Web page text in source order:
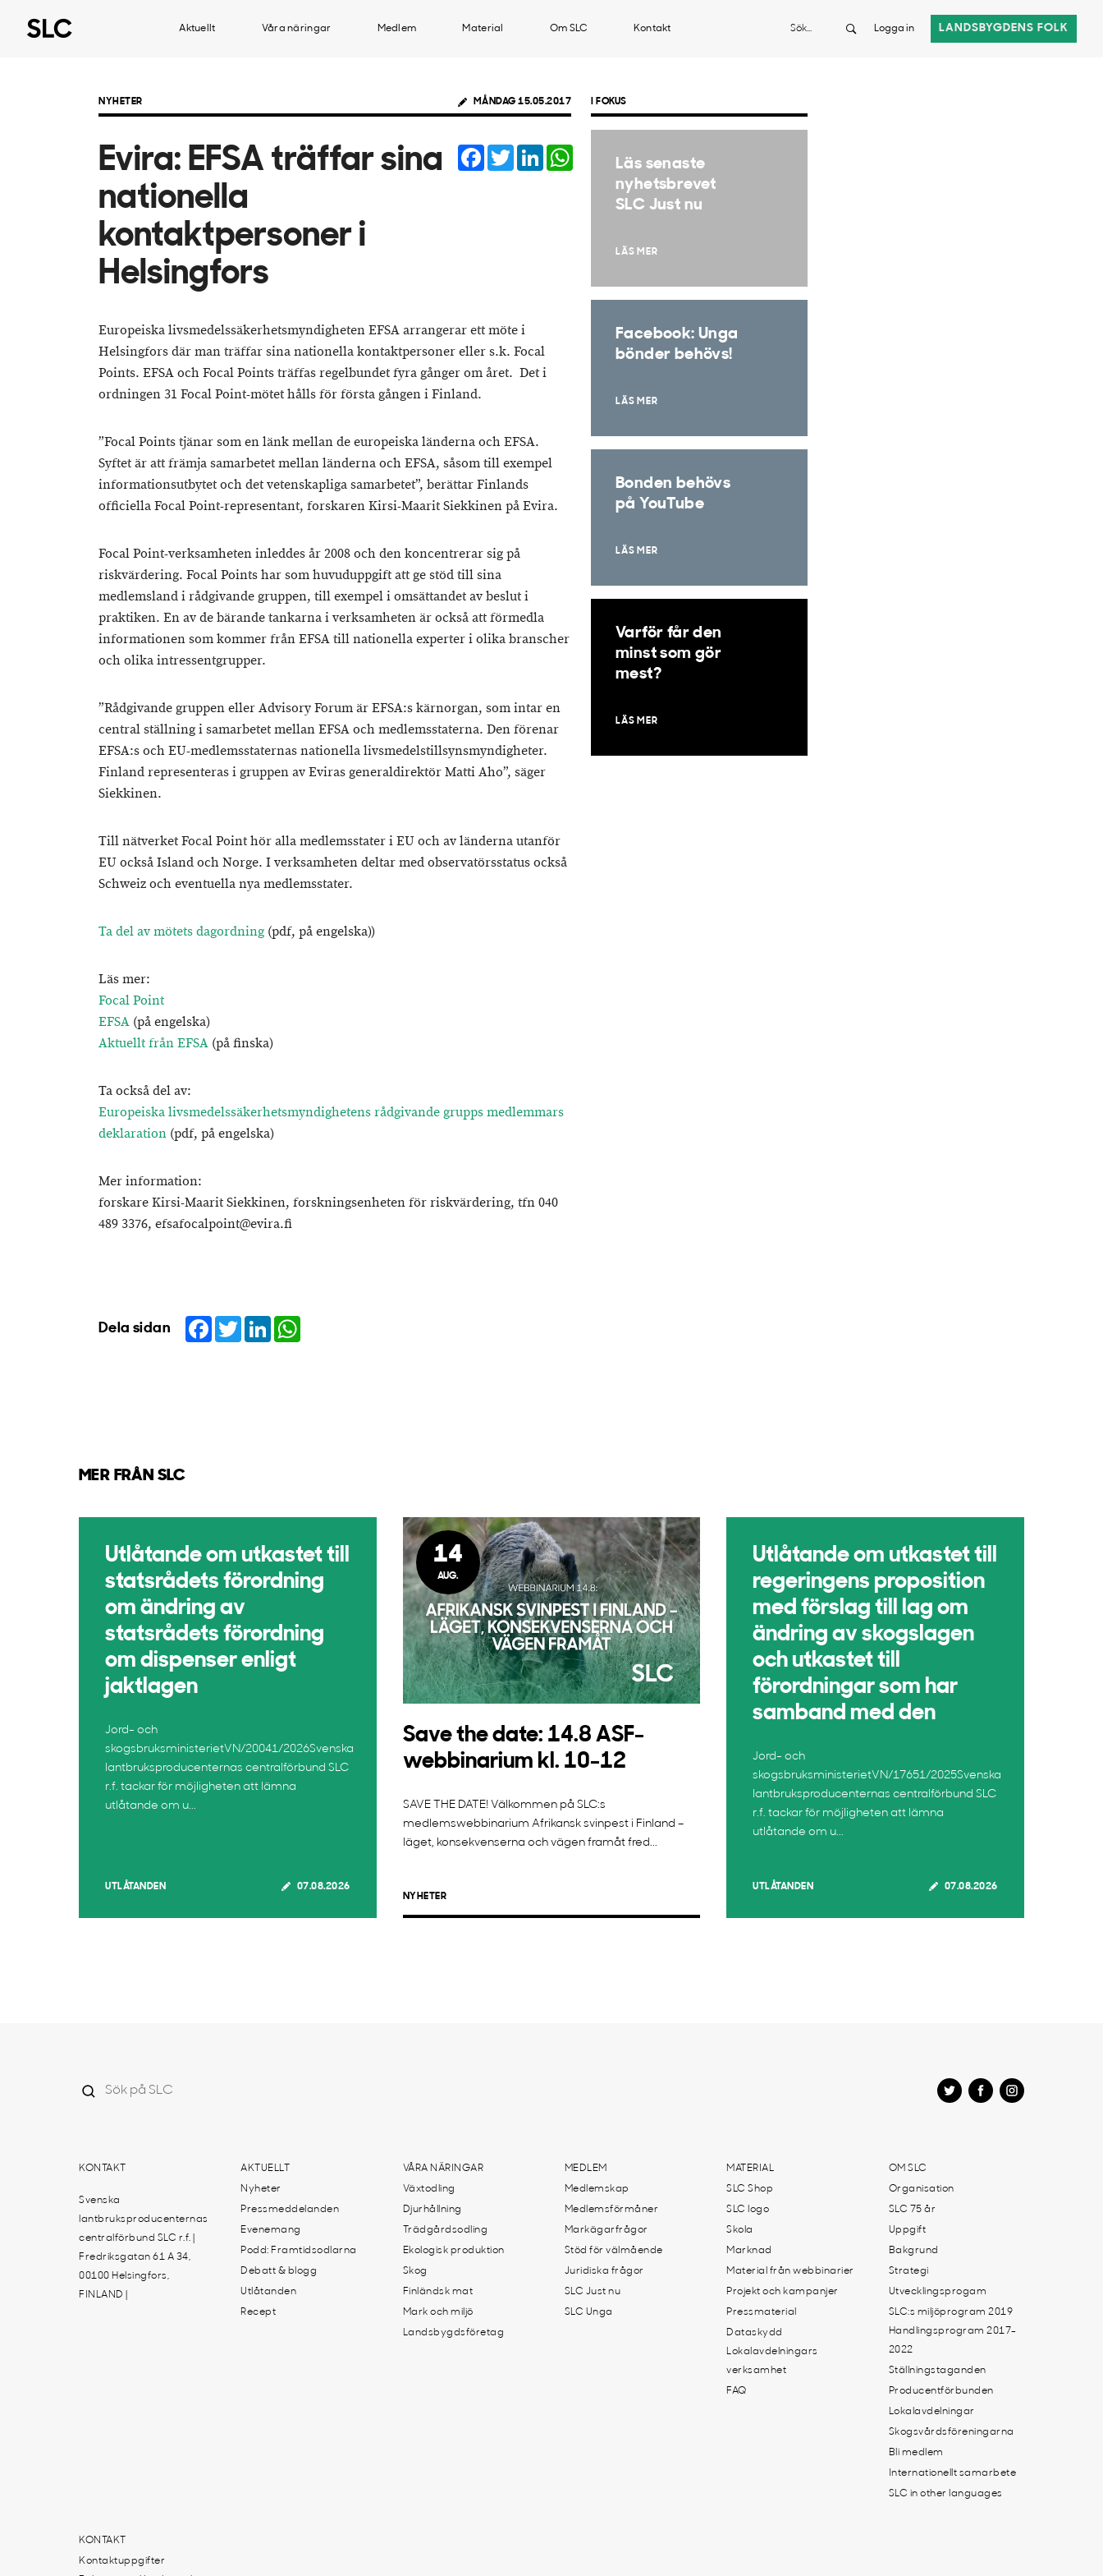
Aktuellt Våra näringar Medlem Material Om SLC Kontakt Sök Logga in LANDSBYGDENS FOLK
NYHETER MÅNDAG 15.05.2017
Evira: EFSA träffar sina
nationella
kontaktpersoner i
Helsingfors
Facebook
TwitterLinkedIn
Europeiska livsmedelssäkerhetsmyndigheten EFSA arrangerar ett möte i
Helsingfors där man träffar sina nationella kontaktpersoner eller s.k. Focal
Points. EFSA och Focal Points träffas regelbundet fyra gånger om året. Det i
ordningen 31 Focal Point-mötet hålls för första gången i Finland.
”Focal Points tjänar som en länk mellan de europeiska länderna och EFSA.
Syftet är att främja samarbetet mellan länderna och EFSA, såsom till exempel
informationsutbytet och det vetenskapliga samarbetet”, berättar Finlands
officiella Focal Point-representant, forskaren Kirsi-Maarit Siekkinen på Evira.
Focal Point-verksamheten inleddes år 2008 och den koncentrerar sig på
riskvärdering. Focal Points har som huvuduppgift att ge stöd till sina
medlemsland i rådgivande gruppen, till exempel i omsättandet av beslut i
praktiken. En av de bärande tankarna i verksamheten är också att förmedla
informationen som kommer från EFSA till nationella experter i olika branscher
och olika intressentgrupper.
”Rådgivande gruppen eller Advisory Forum är EFSA:s kärnorgan, som intar en
central ställning i samarbetet mellan EFSA och medlemsstaterna. Den förenar
EFSA:s och EU-medlemsstaternas nationella livsmedelstillsynsmyndigheter.
Finland representeras i gruppen av Eviras generaldirektör Matti Aho”, säger
Siekkinen.
Till nätverket Focal Point hör alla medlemsstater i EU och av länderna utanför
EU också Island och Norge. I verksamheten deltar med observatörsstatus också
Schweiz och eventuella nya medlemsstater.
Ta del av mötets dagordning (pdf, på engelska))
Läs mer:
Focal Point
EFSA (på engelska)
Aktuellt från EFSA (på finska)
Ta också del av:
Europeiska livsmedelssäkerhetsmyndighetens rådgivande grupps medlemmars
deklaration (pdf, på engelska)
Mer information:
forskare Kirsi-Maarit Siekkinen, forskningsenheten för riskvärdering, tfn 040
489 3376, efsafocalpoint@evira.fi
Dela sidan Facebook
TwitterLinkedIn
I FOKUS
Läs senaste
nyhetsbrevet
SLC Just nu
LÄS MER
Facebook: Unga
bönder behövs!
LÄS MER
Bonden behövs
på YouTube
LÄS MER
Varför får den
minst som gör
mest?
LÄS MER
MER FRÅN SLC
Utlåtande om utkastet till
statsrådets förordning
om ändring av
statsrådets förordning
om dispenser enligt
jaktlagen
Jord- och
skogsbruksministerietVN/20041/2026Svenska
lantbruksproducenternas centralförbund SLC
r.f. tackar för möjligheten att lämna
utlåtande om u...
UTLÅTANDEN 07.08.2026
14
AUG.
Save the date: 14.8 ASF-
webbinarium kl. 10-12
SAVE THE DATE! Välkommen på SLC:s
medlemswebbinarium Afrikansk svinpest i Finland –
läget, konsekvenserna och vägen framåt fred...
NYHETER
Utlåtande om utkastet till
regeringens proposition
med förslag till lag om
ändring av skogslagen
och utkastet till
förordningar som har
samband med den
Jord- och
skogsbruksministerietVN/17651/2025Svenska
lantbruksproducenternas centralförbund SLC
r.f. tackar för möjligheten att lämna
utlåtande om u...
UTLÅTANDEN 07.08.2026
KONTAKT
Svenska
lantbruksproducenternas
centralförbund SLC r.f. |
Fredriksgatan 61 A 34,
00100 Helsingfors,
FINLAND |
AKTUELLT
Nyheter
Pressmeddelanden
Evenemang
Podd: Framtidsodlarna
Debatt & blogg
Utlåtanden
Recept
VÅRA NÄRINGAR
Växtodling
Djurhållning
Trädgårdsodling
Ekologisk produktion
Skog
Finländsk mat
Mark och miljö
Landsbygdsföretag
MEDLEM
Medlemskap
Medlemsförmåner
Markägarfrågor
Stöd för välmående
Juridiska frågor
SLC Just nu
SLC Unga
MATERIAL
SLC Shop
SLC logo
Skola
Marknad
Material från webbinarier
Projekt och kampanjer
Pressmaterial
Dataskydd
Lokalavdelningars
verksamhet
FAQ
OM SLC
Organisation
SLC 75 år
Uppgift
Bakgrund
Strategi
Utvecklingsprogam
SLC:s miljöprogram 2019
Handlingsprogram 2017-
2022
Ställningstaganden
Producentförbunden
Lokalavdelningar
Skogsvårdsföreningarna
Bli medlem
Internationellt samarbete
SLC in other languages
KONTAKT
Kontaktuppgifter